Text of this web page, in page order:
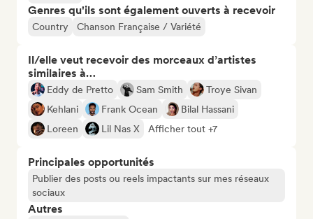
Genres qu'ils sont également ouverts à recevoir
Country Chanson Française / Variété
Il/elle veut recevoir des morceaux d’artistes
similaires à…
Eddy de Pretto Sam Smith
Troye Sivan
Kehlani
Frank Ocean
Bilal Hassani
Loreen
Lil Nas X Afficher tout +7
Principales opportunités
Publier des posts ou reels impactants sur mes réseaux
sociaux
Autres